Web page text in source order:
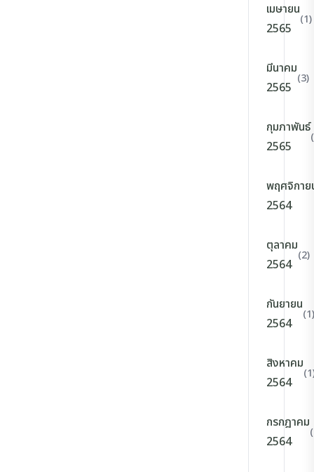
เมษายน
2565
(1)
มีนาคม
2565
(3)
กุมภาพันธ์
2565
พฤศจิกาย
2564
ตุลาคม
2564
(2)
กันยายน
2564
(1)
สิงหาคม
2564
กรกฎาคม
2564